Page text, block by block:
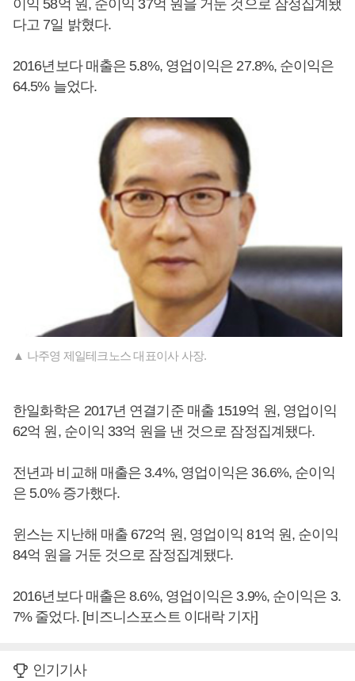
이익 58억 원, 순이익 37억 원을 거둔 것으로 잠정집계됐
다고 7일 밝혔다.
2016년보다 매출은 5.8%, 영업이익은 27.8%, 순이익은
64.5% 늘었다.
▲ 나주영 제일테크노스 대표이사 사장.
한일화학은 2017년 연결기준 매출 1519억 원, 영업이익
62억 원, 순이익 33억 원을 낸 것으로 잠정집계됐다.
전년과 비교해 매출은 3.4%, 영업이익은 36.6%, 순이익
은 5.0% 증가했다.
윈스는 지난해 매출 672억 원, 영업이익 81억 원, 순이익
84억 원을 거둔 것으로 잠정집계됐다.
2016년보다 매출은 8.6%, 영업이익은 3.9%, 순이익은 3.
7% 줄었다. [비즈니스포스트 이대락 기자]
인기기사